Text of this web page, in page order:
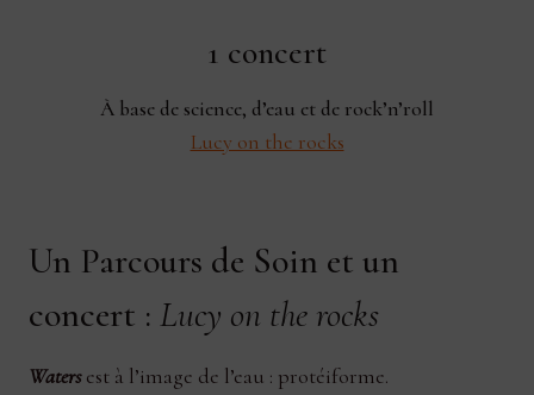
1 concert
À base de science, d’eau et de rock’n’roll
Lucy on the rocks
Un Parcours de Soin et un
concert : Lucy on the rocks
Watersest à l’image de l’eau : protéiforme.